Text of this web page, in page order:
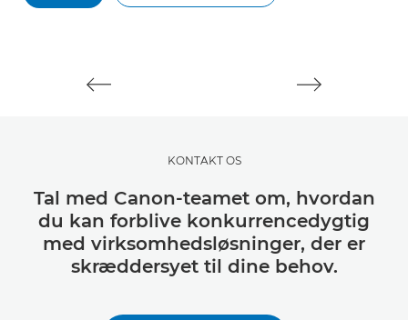
KONTAKT OS
Tal med Canon-teamet om, hvordan
du kan forblive konkurrencedygtig
med virksomhedsløsninger, der er
skræddersyet til dine behov.